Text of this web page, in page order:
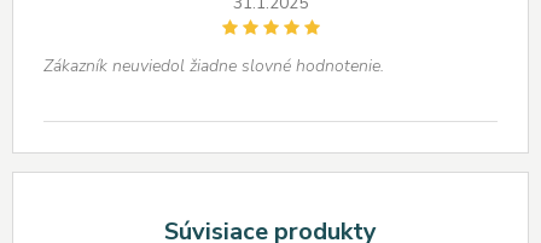
Zákazník neuviedol žiadne slovné hodnotenie.
Súvisiace produkty